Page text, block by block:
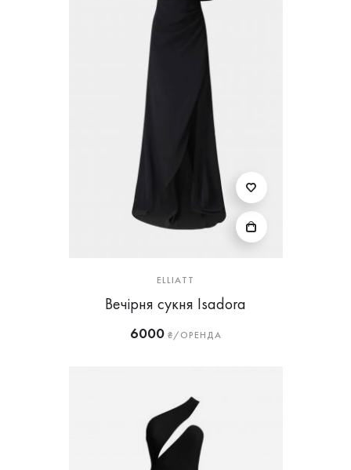
ELLIATT
Вечірня сукня Isadora
6000₴/ОРЕНДА